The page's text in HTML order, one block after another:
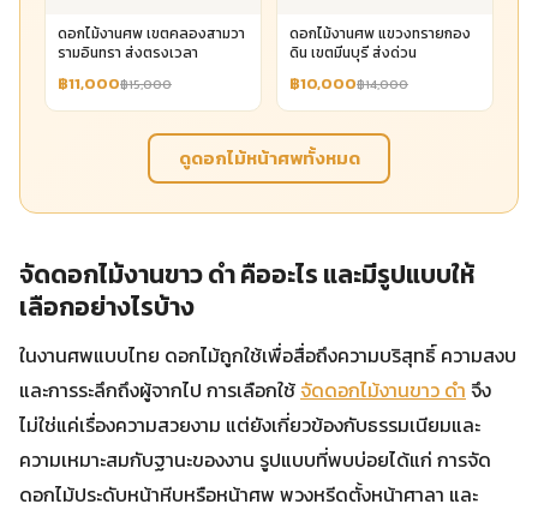
ดอกไม้งานศพ เขตคลองสามวา
รามอินทรา ส่งตรงเวลา
฿11,000฿15,000
ดอกไม้งานศพ แขวงทรายกอง
ดิน เขตมีนบุรี ส่งด่วน
฿10,000฿14,000
ดูดอกไม้หน้าศพทั้งหมด
จัดดอกไม้งานขาว ดํา คืออะไร และมีรูปแบบให้
เลือกอย่างไรบ้าง
ในงานศพแบบไทย ดอกไม้ถูกใช้เพื่อสื่อถึงความบริสุทธิ์ ความสงบ
และการระลึกถึงผู้จากไป การเลือกใช้จัดดอกไม้งานขาว ดํา จึง
ไม่ใช่แค่เรื่องความสวยงาม แต่ยังเกี่ยวข้องกับธรรมเนียมและ
ความเหมาะสมกับฐานะของงาน รูปแบบที่พบบ่อยได้แก่ การจัด
ดอกไม้ประดับหน้าหีบหรือหน้าศพ พวงหรีดตั้งหน้าศาลา และ